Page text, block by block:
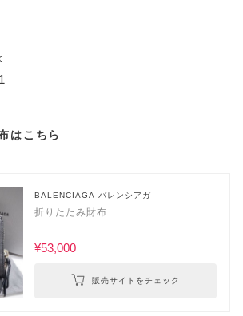
はこちら
BALENCIAGA バレンシアガ
折りたたみ財布
¥53,000
販売サイトをチェック